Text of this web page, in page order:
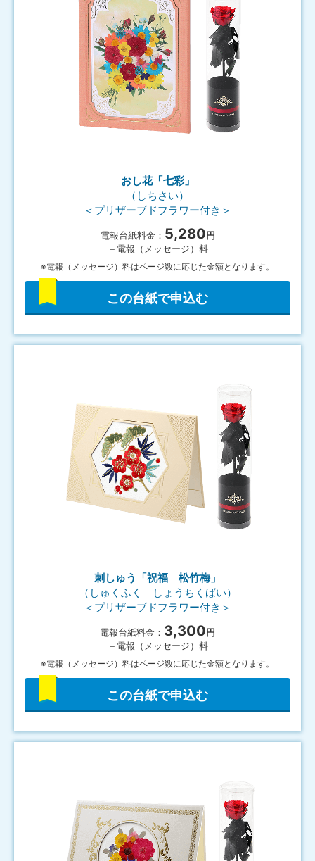
おし花「七彩」
（しちさい）
＜プリザーブドフラワー付き＞
電報台紙料金： 5,280円
＋電報（メッセージ）料
※電報（メッセージ）料はページ数に応じた金額となります。
この台紙で申込む
刺しゅう「祝福 松竹梅」
（しゅくふく しょうちくばい）
＜プリザーブドフラワー付き＞
電報台紙料金： 3,300円
＋電報（メッセージ）料
※電報（メッセージ）料はページ数に応じた金額となります。
この台紙で申込む